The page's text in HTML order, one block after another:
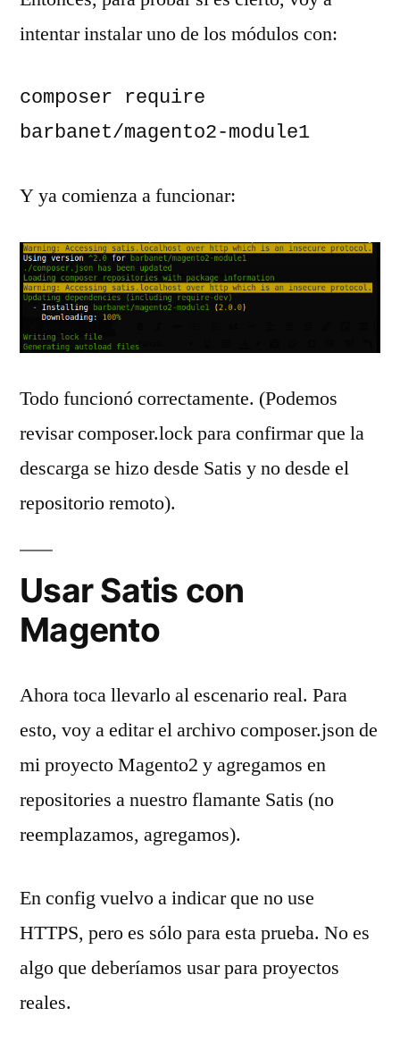
intentar instalar uno de los módulos con:
composer require
barbanet/magento2-module1
Y ya comienza a funcionar:
Todo funcionó correctamente. (Podemos
revisar composer.lock para confirmar que la
descarga se hizo desde Satis y no desde el
repositorio remoto).
Usar Satis con
Magento
Ahora toca llevarlo al escenario real. Para
esto, voy a editar el archivo composer.json de
mi proyecto Magento2 y agregamos en
repositories a nuestro flamante Satis (no
reemplazamos, agregamos).
En config vuelvo a indicar que no use
HTTPS, pero es sólo para esta prueba. No es
algo que deberíamos usar para proyectos
reales.